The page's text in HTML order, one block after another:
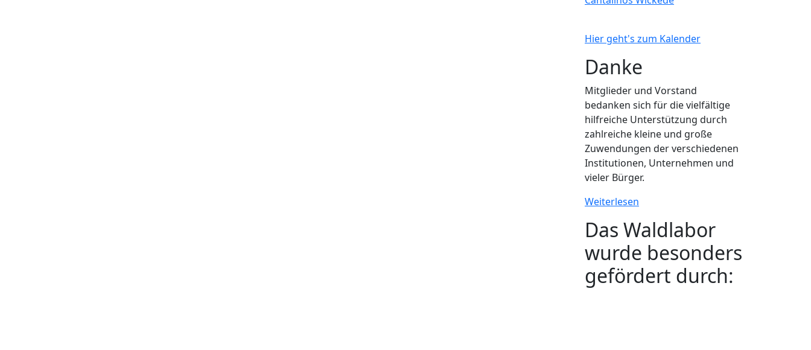
Hier geht's zum Kalender
Danke
Mitglieder und Vorstand
bedanken sich für die vielfältige
hilfreiche Unterstützung durch
zahlreiche kleine und große
Zuwendungen der verschiedenen
Institutionen, Unternehmen und
vieler Bürger.
Weiterlesen
Das Waldlabor
wurde besonders
gefördert durch: